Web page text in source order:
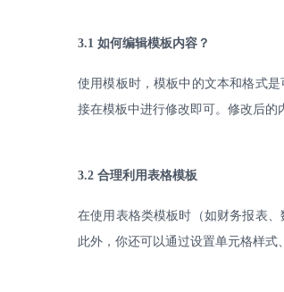
3.1 如何编辑模板内容？
使用模板时，模板中的文本和格式
接在模板中进行修改即可。修改后的
3.2 合理利用表格模板
在使用表格类模板时（如财务报表
此外，你还可以通过设置单元格样式